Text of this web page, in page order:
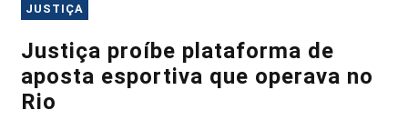
JUSTIÇA
Justiça proíbe plataforma de
aposta esportiva que operava no
Rio